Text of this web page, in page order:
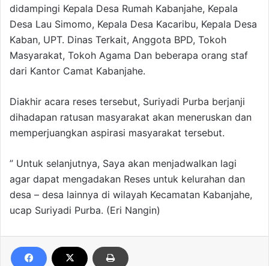
didampingi Kepala Desa Rumah Kabanjahe, Kepala
Desa Lau Simomo, Kepala Desa Kacaribu, Kepala Desa
Kaban, UPT. Dinas Terkait, Anggota BPD, Tokoh
Masyarakat, Tokoh Agama Dan beberapa orang staf
dari Kantor Camat Kabanjahe.
Diakhir acara reses tersebut, Suriyadi Purba berjanji
dihadapan ratusan masyarakat akan meneruskan dan
memperjuangkan aspirasi masyarakat tersebut.
” Untuk selanjutnya, Saya akan menjadwalkan lagi
agar dapat mengadakan Reses untuk kelurahan dan
desa – desa lainnya di wilayah Kecamatan Kabanjahe,
ucap Suriyadi Purba. (Eri Nangin)